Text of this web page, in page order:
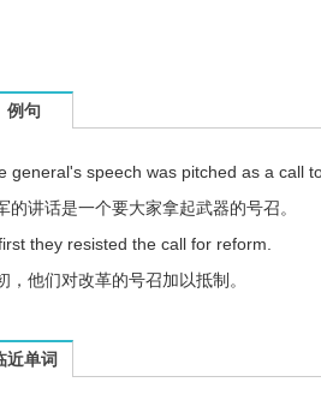
的用法和样例：
例句
general's speech was pitched as a call
的讲话是一个要大家拿起武器的号召。
they resisted the call for reform.
，他们对改革的号召加以抵制。
的相关资料：
近单词